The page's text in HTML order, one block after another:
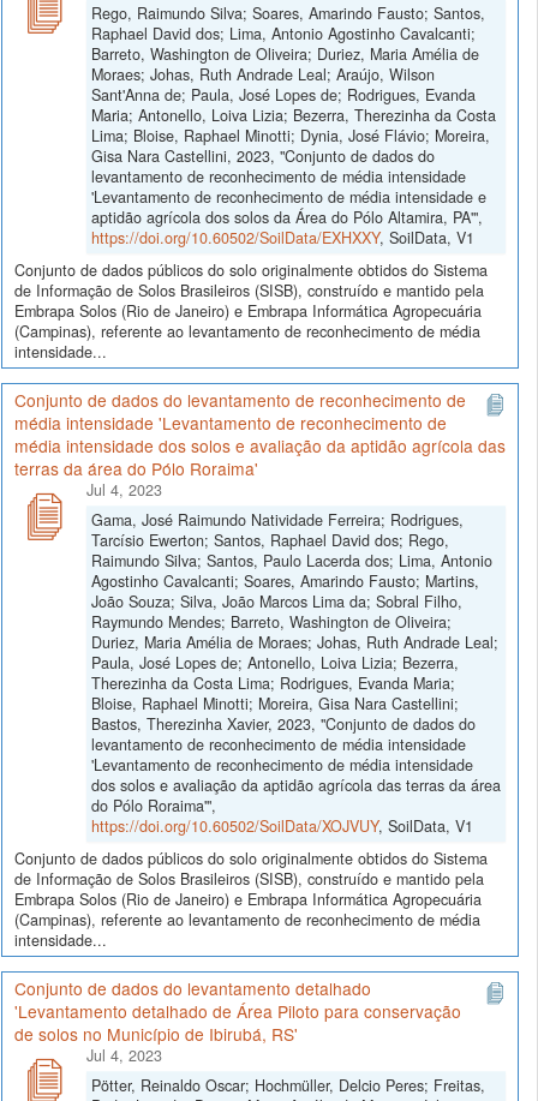
Rego, Raimundo Silva; Soares, Amarindo Fausto; Santos,
Raphael David dos; Lima, Antonio Agostinho Cavalcanti;
Barreto, Washington de Oliveira; Duriez, Maria Amélia de
Moraes; Johas, Ruth Andrade Leal; Araújo, Wilson
Sant'Anna de; Paula, José Lopes de; Rodrigues, Evanda
Maria; Antonello, Loiva Lizia; Bezerra, Therezinha da Costa
Lima; Bloise, Raphael Minotti; Dynia, José Flávio; Moreira,
Gisa Nara Castellini, 2023, "Conjunto de dados do
levantamento de reconhecimento de média intensidade
'Levantamento de reconhecimento de média intensidade e
aptidão agrícola dos solos da Área do Pólo Altamira, PA'",
https://doi.org/10.60502/SoilData/EXHXXY, SoilData, V1
Conjunto de dados públicos do solo originalmente obtidos do Sistema
de Informação de Solos Brasileiros (SISB), construído e mantido pela
Embrapa Solos (Rio de Janeiro) e Embrapa Informática Agropecuária
(Campinas), referente ao levantamento de reconhecimento de média
intensidade...
Conjunto de dados do levantamento de reconhecimento de
média intensidade 'Levantamento de reconhecimento de
média intensidade dos solos e avaliação da aptidão agrícola das
terras da área do Pólo Roraima'
Jul 4, 2023
Gama, José Raimundo Natividade Ferreira; Rodrigues,
Tarcísio Ewerton; Santos, Raphael David dos; Rego,
Raimundo Silva; Santos, Paulo Lacerda dos; Lima, Antonio
Agostinho Cavalcanti; Soares, Amarindo Fausto; Martins,
João Souza; Silva, João Marcos Lima da; Sobral Filho,
Raymundo Mendes; Barreto, Washington de Oliveira;
Duriez, Maria Amélia de Moraes; Johas, Ruth Andrade Leal;
Paula, José Lopes de; Antonello, Loiva Lizia; Bezerra,
Therezinha da Costa Lima; Rodrigues, Evanda Maria;
Bloise, Raphael Minotti; Moreira, Gisa Nara Castellini;
Bastos, Therezinha Xavier, 2023, "Conjunto de dados do
levantamento de reconhecimento de média intensidade
'Levantamento de reconhecimento de média intensidade
dos solos e avaliação da aptidão agrícola das terras da área
do Pólo Roraima'",
https://doi.org/10.60502/SoilData/XOJVUY, SoilData, V1
Conjunto de dados públicos do solo originalmente obtidos do Sistema
de Informação de Solos Brasileiros (SISB), construído e mantido pela
Embrapa Solos (Rio de Janeiro) e Embrapa Informática Agropecuária
(Campinas), referente ao levantamento de reconhecimento de média
intensidade...
Conjunto de dados do levantamento detalhado
'Levantamento detalhado de Área Piloto para conservação
de solos no Município de Ibirubá, RS'
Jul 4, 2023
Pötter, Reinaldo Oscar; Hochmüller, Delcio Peres; Freitas,